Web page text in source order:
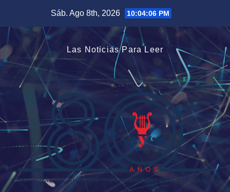
contenido
Sáb. Ago 8th, 2026 10:04:07 PM
Las Noticias Para Leer